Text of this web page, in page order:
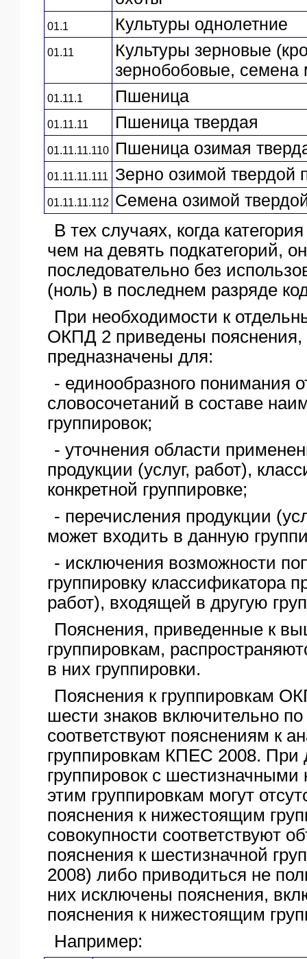
01.1 Культуры однолетние
01.11
Культуры зерновые
зернобобовые, семена
01.11.1 Пшеница
01.11.11 Пшеница твердая
01.11.11.110 Пшеница озимая
01.11.11.111 Зерно озимой твердой
01.11.11.112
Семена озимой
В тех случаях, когда
чем на девять подкатегорий,
последовательно без
(ноль) в последнем разряде
При необходимости к
ОКПД 2 приведены пояснения,
предназначены для:
- единообразного понимания
словосочетаний в составе
группировок;
- уточнения области
продукции (услуг, работ),
конкретной группировке;
- перечисления продукции
может входить в данную
- исключения возможности
группировку классификатора
работ), входящей в другую
Пояснения, приведенные к
группировкам,
в них группировки.
Пояснения к группировкам
шести знаков включительно
соответствуют пояснениям к
группировкам КПЕС 2008. При
группировок с шестизначными
этим группировкам могут
пояснения к нижестоящим
совокупности соответствуют
пояснения к шестизначной
2008) либо приводиться не
них исключены пояснения,
пояснения к нижестоящим
Например: